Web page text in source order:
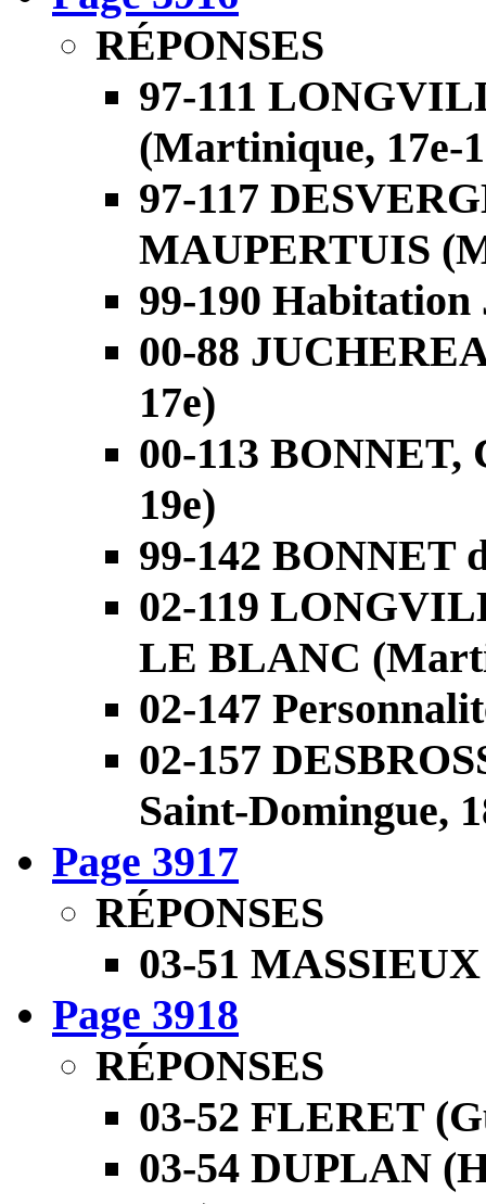
RÉPONSES
97-111
(Martinique, 17e-
97-117
MAUPERTUIS
99-190 Habitation
00-88
17e)
00-113 BONNET,
19e)
99-142 BONNET
02-119
LE BLANC
02-147
02-157
Saint-Domingue,
Page 3917
RÉPONSES
03-51 MASSIEUX
Page 3918
RÉPONSES
03-52 FLERET
03-54 DUPLAN